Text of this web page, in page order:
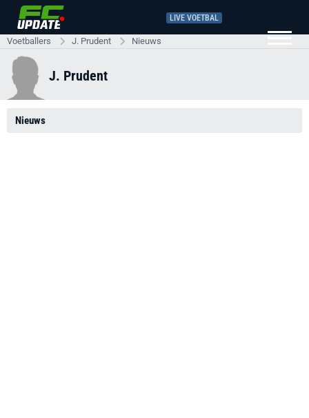
LIVE VOETBAL
Voetballers J. Prudent Nieuws
J. Prudent
Nieuws